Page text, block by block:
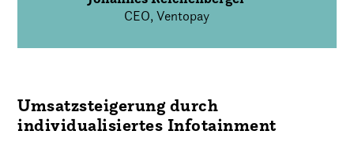
CEO, Ventopay
Umsatzsteigerung durch
individualisiertes Infotainment